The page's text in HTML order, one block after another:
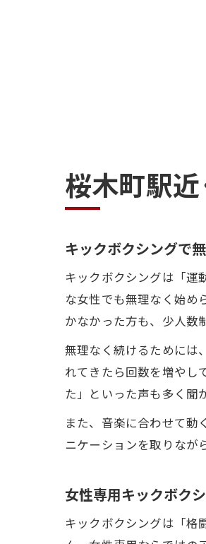
桜木町駅
キックボクシングで
キックボクシングは「運
な女性でも無理なく始め
かなかった方も、少人数
無理なく続けるためには
れてきたら回数を増やし
た」といった声も多く聞
また、音楽に合わせて動
ニケーションを取りなが
女性専用キックボク
キックボクシングは「格